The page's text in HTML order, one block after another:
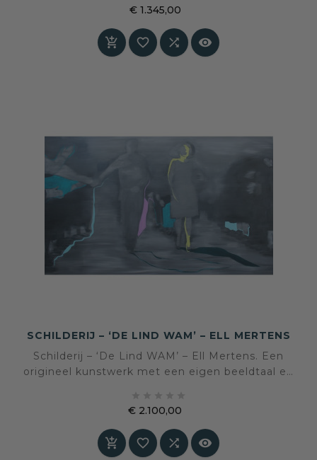
houding, lijkt zich ongestoord door de wereld te
bewegen. Het werk straalt rust uit, terwijl de
beweging in haar houding en stap zorgt voor
€ 1.345,00
   
SCHILDERIJ – ‘DE LIND WAM’ – ELL MERTENS
Schilderij – ‘De Lind WAM’ – Ell Mertens. Een
origineel kunstwerk met een eigen beeldtaal en
€ 2.100,00
   